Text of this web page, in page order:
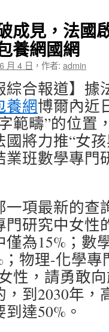
成見，法國
養網國網
月 4 日 ， 作者: admin
綜合報道】
養網博爾內近
範疇”的位置
將力推“女
業班數學專門
一項最新的查
門研究中女性
僅為15%；數
；物理-化學
性，請勇敢
，到2030年
達50%。